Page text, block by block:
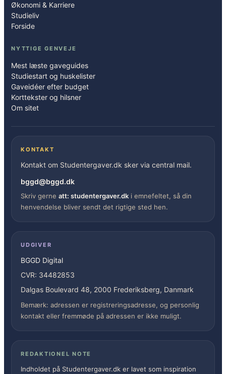
Økonomi & Karriere
Studieliv
Forside
NYTTIGE GENVEJE
Mest læste gaveguides
Studiestart og huskelister
Gaveidéer efter budget
Korttekster og hilsner
Om sitet
KONTAKT
Kontakt om Studentergaver.dk sker via central mail.
bggd@bggd.dk
Skriv gerne att: studentergaver.dk i emnefeltet, så din
henvendelse bliver sendt det rigtige sted hen.
UDGIVER
BGGD Digital
CVR: 34482853
Dalgas Boulevard 48, 2000 Frederiksberg, Danmark
Bemærk: adressen er registreringsadresse, og personlig
kontakt eller fremmøde på adressen er ikke muligt.
REDAKTIONEL NOTE
Indholdet på Studentergaver.dk er lavet som inspiration